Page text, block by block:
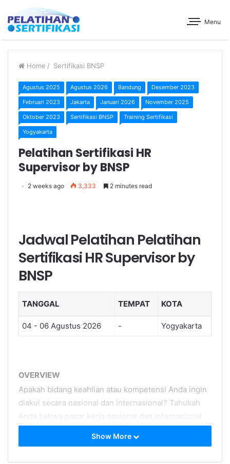
Menu
Home / Sertifikasi BNSP
Agustus 2025 Agustus 2026 Bandung Desember 2023
Februari 2023 Jakarta Januari 2026 November 2025
Oktober 2023 Sertifikasi BNSP Training Sertifikasi
Yogyakarta
Pelatihan Sertifikasi HR
Supervisor by BNSP
2 weeks ago 3,333 2 minutes read
Jadwal Pelatihan Pelatihan
Sertifikasi HR Supervisor by
BNSP
TANGGAL TEMPAT KOTA
04 - 06 Agustus 2026 - Yogyakarta
OVERVIEW
Apakah bidang keahlian atau kompetensi Anda ingin
diakui secara nasional dan internasional? Tahukah
Anda bahwa pasar kerja nasional dan internasional
menuntut tersedianya tenaga-kerja yang kompeten
di setiap bidang. Banyak industri dan organisasi
Show More